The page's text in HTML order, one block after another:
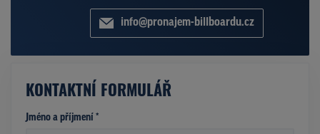
info@pronajem-billboardu.cz
KONTAKTNÍ FORMULÁŘ
Jméno a příjmení *